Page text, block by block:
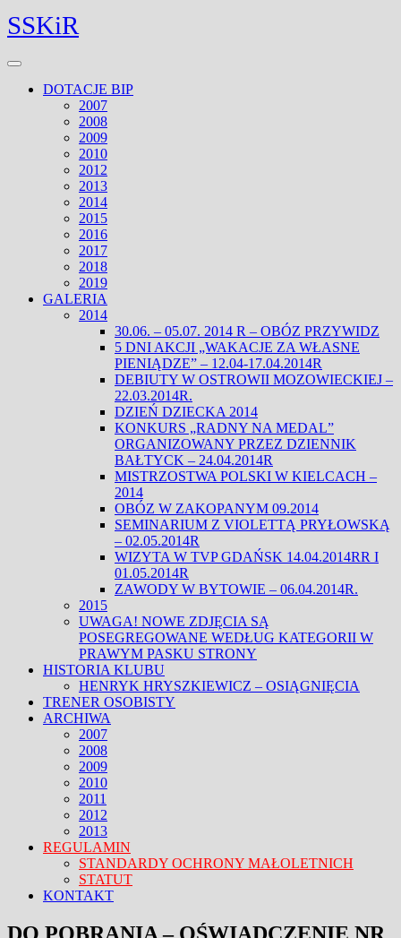
Skip
to
Facebook
Twitter
SSKiR
Open
DOTACJE BIP
2007
2008
2009
2010
2012
2013
2014
2015
2016
2017
2018
2019
GALERIA
2014
30.06. – 05.07. 2014 R – OBÓZ PRZYWIDZ
5 DNI AKCJI „WAKACJE ZA WŁASNE
PIENIĄDZE” – 12.04-17.04.2014R
DEBIUTY W OSTROWII MOZOWIECKIEJ –
22.03.2014R.
DZIEŃ DZIECKA 2014
KONKURS „RADNY NA MEDAL”
ORGANIZOWANY PRZEZ DZIENNIK
BAŁTYCK – 24.04.2014R
MISTRZOSTWA POLSKI W KIELCACH –
2014
OBÓZ W ZAKOPANYM 09.2014
SEMINARIUM Z VIOLETTĄ PRYŁOWSKĄ
– 02.05.2014R
WIZYTA W TVP GDAŃSK 14.04.2014RR I
01.05.2014R
ZAWODY W BYTOWIE – 06.04.2014R.
2015
UWAGA! NOWE ZDJĘCIA SĄ
POSEGREGOWANE WEDŁUG KATEGORII W
PRAWYM PASKU STRONY
HISTORIA KLUBU
HENRYK HRYSZKIEWICZ – OSIĄGNIĘCIA
TRENER OSOBISTY
ARCHIWA
2007
2008
2009
2010
2011
2012
2013
REGULAMIN
STANDARDY OCHRONY MAŁOLETNICH
STATUT
KONTAKT
FACEBOOK
TWITTER
CLOSE